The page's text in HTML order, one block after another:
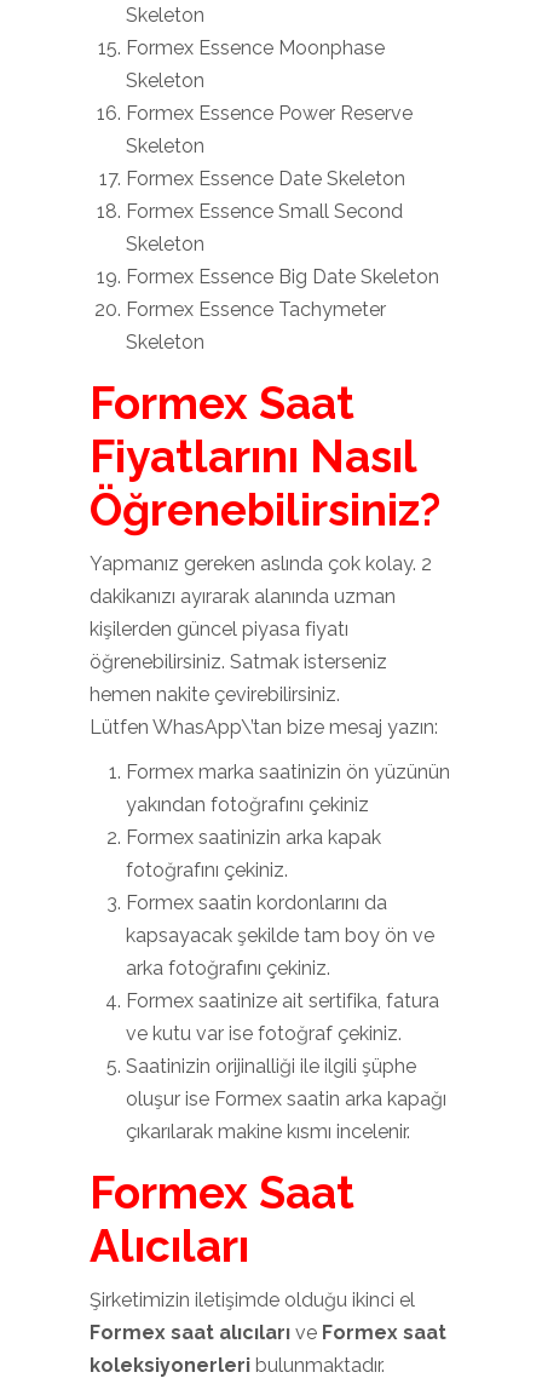
Skeleton
Formex Essence Moonphase
Skeleton
Formex Essence Power Reserve
Skeleton
Formex Essence Date Skeleton
Formex Essence Small Second
Skeleton
Formex Essence Big Date Skeleton
Formex Essence Tachymeter
Skeleton
Formex Saat
Fiyatlarını Nasıl
Öğrenebilirsiniz?
Yapmanız gereken aslında çok kolay. 2
dakikanızı ayırarak alanında uzman
kişilerden güncel piyasa fiyatı
öğrenebilirsiniz. Satmak isterseniz
hemen nakite çevirebilirsiniz.
Lütfen WhasApp\’tan bize mesaj yazın:
Formex marka saatinizin ön yüzünün
yakından fotoğrafını çekiniz
Formex saatinizin arka kapak
fotoğrafını çekiniz.
Formex saatin kordonlarını da
kapsayacak şekilde tam boy ön ve
arka fotoğrafını çekiniz.
Formex saatinize ait sertifika, fatura
ve kutu var ise fotoğraf çekiniz.
Saatinizin orijinalliği ile ilgili şüphe
oluşur ise Formex saatin arka kapağı
çıkarılarak makine kısmı incelenir.
Formex Saat
Alıcıları
Şirketimizin iletişimde olduğu ikinci el
Formex saat alıcıları ve Formex saat
koleksiyonerleri bulunmaktadır.